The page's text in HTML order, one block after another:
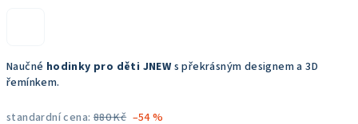
Naučné hodinky pro děti JNEWs překrásným designem a 3D
řemínkem.
standardní cena: 880 Kč –54 %